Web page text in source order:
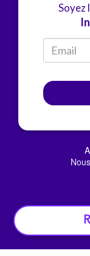
Soyez
©